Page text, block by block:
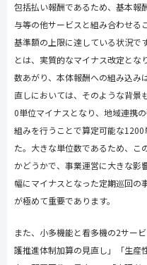
包括払い報酬であるため、基本報
与等の他サービスと組み合わせる
基準額の上限に達している状況で
とは、実質的なマイナス改定とな
数あがり、本体報酬への組み込み
直しにおいては、そのような背景
0単位マイナスとなり、地域連携
組みを行うことで算定可能な1200
た。大きな単位数であるため、こ
かどうかで、事業運営に大きな影
幅にマイナスとなった定期巡回の
が極めて重要であります。
また、小多機能と看多機の2サー
護推進体制加算の見直し」「生産